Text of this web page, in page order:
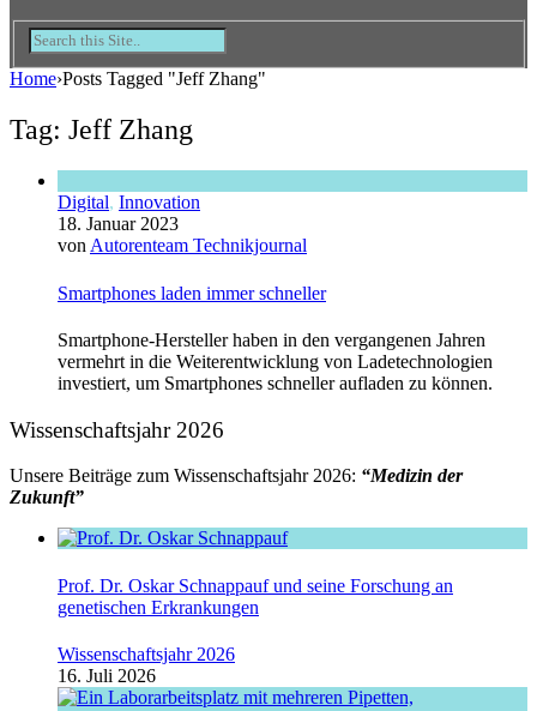
Home›Posts Tagged "Jeff Zhang"
Tag: Jeff Zhang
Digital, Innovation
18. Januar 2023
von Autorenteam Technikjournal
Smartphones laden immer schneller
Smartphone-Hersteller haben in den vergangenen Jahren
vermehrt in die Weiterentwicklung von Ladetechnologien
investiert, um Smartphones schneller aufladen zu können.
Wissenschaftsjahr 2026
Unsere Beiträge zum Wissenschaftsjahr 2026: “Medizin der
Zukunft”
Prof. Dr. Oskar Schnappauf und seine Forschung an
genetischen Erkrankungen
Wissenschaftsjahr 2026
16. Juli 2026